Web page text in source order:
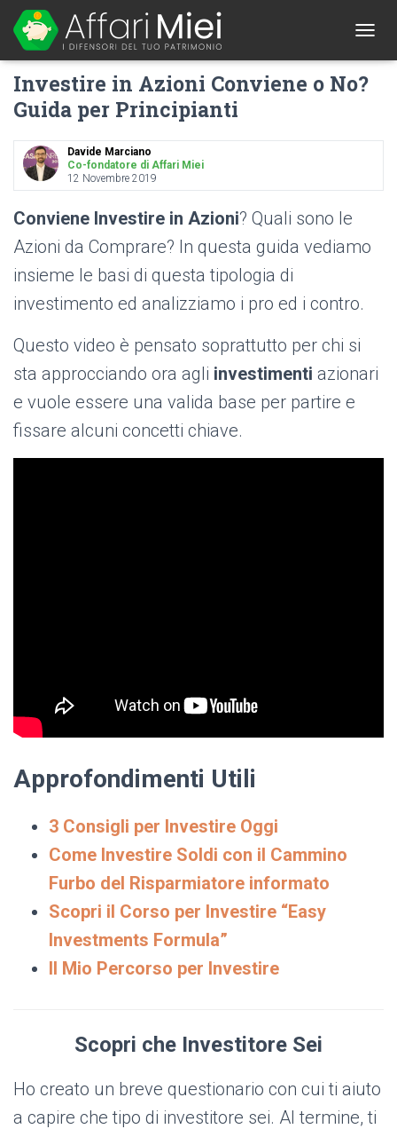
O
G
G
N
T
Investire in Azioni Conviene o No?
Guida per Principianti
Davide Marciano
Co-fondatore di Affari Miei
12 Novembre 2019
Conviene Investire in Azioni? Quali sono le
Azioni da Comprare? In questa guida vediamo
insieme le basi di questa tipologia di
investimento ed analizziamo i pro ed i contro.
Questo video è pensato soprattutto per chi si
sta approcciando ora agli investimenti azionari
e vuole essere una valida base per partire e
fissare alcuni concetti chiave.
Approfondimenti Utili
3 Consigli per Investire Oggi
Come Investire Soldi con il Cammino
Furbo del Risparmiatore informato
Scopri il Corso per Investire “Easy
Investments Formula”
Il Mio Percorso per Investire
Scopri che Investitore Sei
Ho creato un breve questionario con cui ti aiuto
a capire che tipo di investitore sei. Al termine, ti